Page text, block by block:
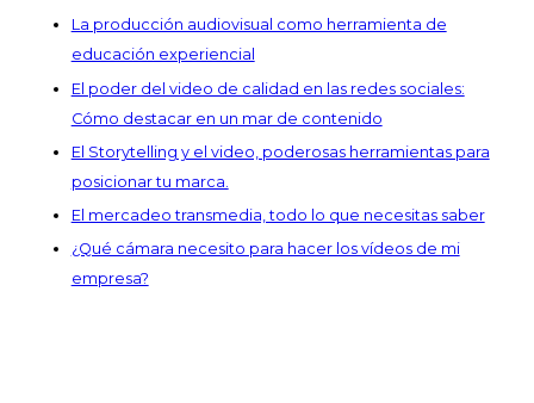
La producción audiovisual como herramienta de
educación experiencial
El poder del video de calidad en las redes sociales:
Cómo destacar en un mar de contenido
El Storytelling y el video, poderosas herramientas para
posicionar tu marca.
El mercadeo transmedia, todo lo que necesitas saber
¿Qué cámara necesito para hacer los vídeos de mi
empresa?